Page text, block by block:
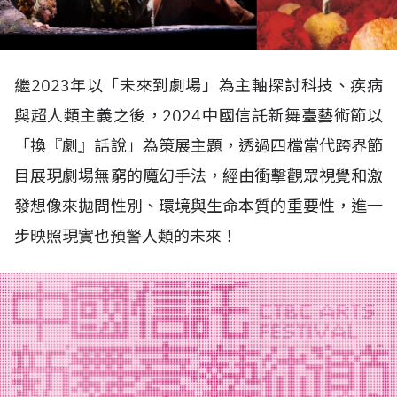
繼2023年以「未來到劇場」為主軸探討科技、疾病
與超人類主義之後，2024中國信託新舞臺藝術節以
「換『劇』話說」為策展主題，透過四檔當代跨界節
目展現劇場無窮的魔幻手法，經由衝擊觀眾視覺和激
發想像來拋問性別、環境與生命本質的重要性，進一
步映照現實也預警人類的未來！